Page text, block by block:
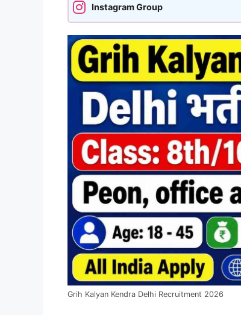
Instagram Group
Grih Kalyan Kendra Delhi Recruitment 2026